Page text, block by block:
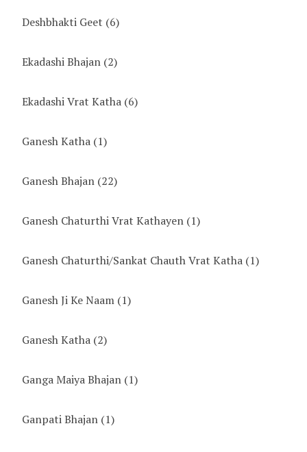
Deshbhakti Geet (6)
Ekadashi Bhajan (2)
Ekadashi Vrat Katha (6)
Ganesh Katha (1)
Ganesh Bhajan (22)
Ganesh Chaturthi Vrat Kathayen (1)
Ganesh Chaturthi/Sankat Chauth Vrat Katha (1)
Ganesh Ji Ke Naam (1)
Ganesh Katha (2)
Ganga Maiya Bhajan (1)
Ganpati Bhajan (1)